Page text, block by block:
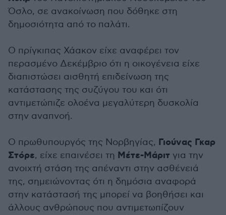
Όσλο, σε ανακοίνωση που δόθηκε στη
δημοσιότητα από το παλάτι.
Ο πρίγκιπας Χάακον είχε αναφέρει τον
περασμένο Δεκέμβριο ότι η οικογένεια είχε
διαπιστώσει αισθητή επιδείνωση της
κατάστασης της συζύγου του και ότι
αντιμετώπιζε ολοένα μεγαλύτερη δυσκολία
στην αναπνοή.
Ο πρωθυπουργός της Νορβηγίας, Γιούνας Γκαρ
Στόρε, είχε επαινέσει τη Μέτε-Μάριτ για την
ανοιχτή στάση της απέναντι στην ασθένειά
της, σημειώνοντας ότι η δημόσια αναφορά
στην κατάστασή της μπορεί να βοηθήσει και
άλλους ανθρώπους που αντιμετωπίζουν